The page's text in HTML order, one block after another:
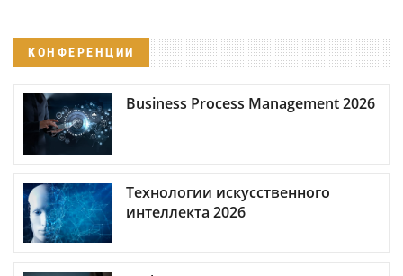
КОНФЕРЕНЦИИ
Business Process Management 2026
Технологии искусственного
интеллекта 2026